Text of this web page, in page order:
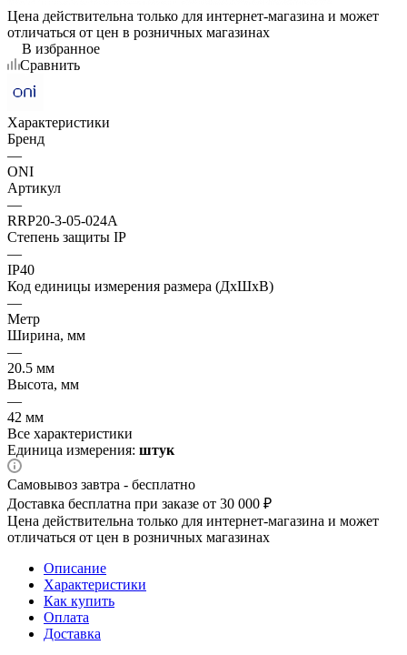
Цена действительна только для интернет-магазина и может
отличаться от цен в розничных магазинах
В избранное
Сравнить
Характеристики
Бренд
—
ONI
Артикул
—
RRP20-3-05-024A
Степень защиты IP
—
IP40
Код единицы измерения размера (ДхШхВ)
—
Метр
Ширина, мм
—
20.5 мм
Высота, мм
—
42 мм
Все характеристики
Единица измерения: штук
Самовывоз завтра - бесплатно
Доставка бесплатна при заказе от 30 000 ₽
Цена действительна только для интернет-магазина и может
отличаться от цен в розничных магазинах
Описание
Характеристики
Как купить
Оплата
Доставка